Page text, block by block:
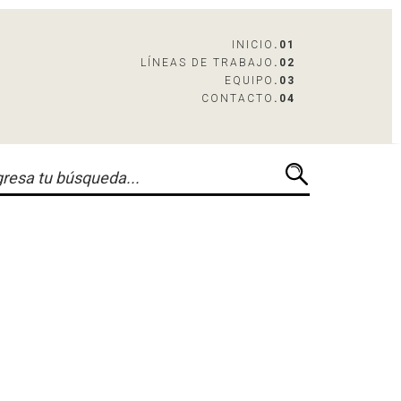
INICIO .01
LÍNEAS DE TRABAJO .02
EQUIPO .03
CONTACTO .04